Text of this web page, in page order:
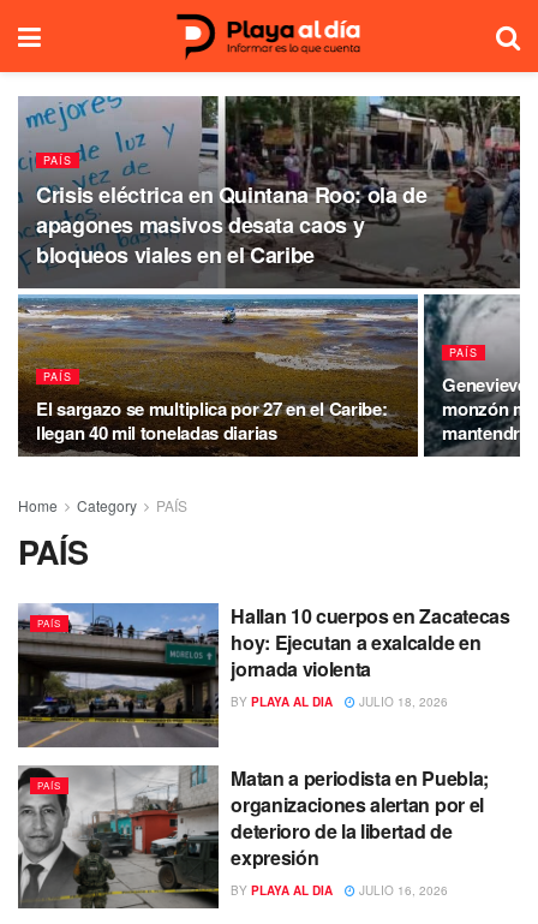
PAÍS
Crisis eléctrica en Quintana Roo: ola de
apagones masivos desata caos y
bloqueos viales en el Caribe
PAÍS
El sargazo se multiplica por 27 en el Caribe:
llegan 40 mil toneladas diarias
PAÍS
Genevieve
monzón
Home Category PAÍS
PAÍS
PAÍS
Hallan 10 cuerpos en Zacatecas
hoy: Ejecutan a exalcalde en
jornada violenta
BY PLAYA AL DIA JULIO 18, 2026
PAÍS
Matan a periodista en Puebla;
organizaciones alertan por el
deterioro de la libertad de
expresión
BY PLAYA AL DIA JULIO 16, 2026